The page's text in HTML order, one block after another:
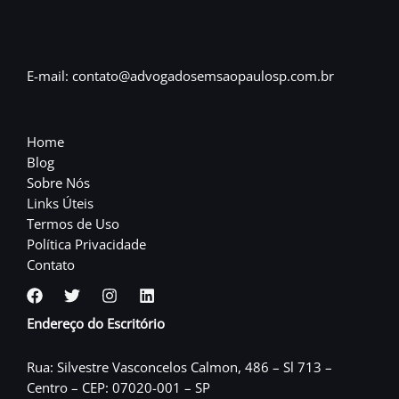
E-mail: contato@advogadosemsaopaulosp.com.br
Home
Blog
Sobre Nós
Links Úteis
Termos de Uso
Política Privacidade
Contato
Endereço do Escritório
Rua: Silvestre Vasconcelos Calmon, 486 – Sl 713 –
Centro – CEP: 07020-001 – SP